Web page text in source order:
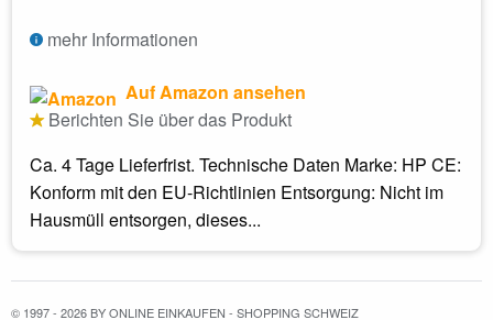
mehr Informationen
Auf Amazon ansehen
Berichten Sie über das Produkt
Ca. 4 Tage Lieferfrist. Technische Daten Marke: HP CE:
Konform mit den EU-Richtlinien Entsorgung: Nicht im
Hausmüll entsorgen, dieses...
© 1997 - 2026 BY ONLINE EINKAUFEN - SHOPPING SCHWEIZ